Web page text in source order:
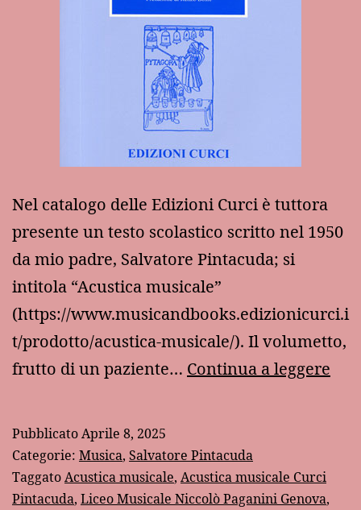
Nel catalogo delle Edizioni Curci è tuttora
presente un testo scolastico scritto nel 1950
da mio padre, Salvatore Pintacuda; si
intitola “Acustica musicale”
(https://www.musicandbooks.edizionicurci.i
t/prodotto/acustica-musicale/). Il volumetto,
frutto di un paziente… Continua a leggere
PubblicatoAprile 8, 2025
Categorie: Musica, Salvatore Pintacuda
TaggatoAcustica musicale, Acustica musicale Curci
Pintacuda, Liceo Musicale Niccolò Paganini Genova,